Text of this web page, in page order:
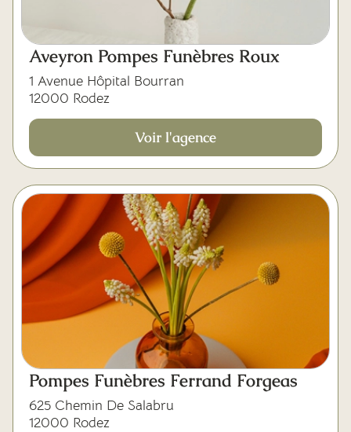
Mes dernières volontés
Aveyron Pompes Funèbres Roux
1 Avenue Hôpital Bourran
12000 Rodez
Voir l'agence
Pompes Funèbres Ferrand Forgeas
625 Chemin De Salabru
12000 Rodez